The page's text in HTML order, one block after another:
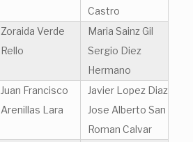
Castro
Zoraida Verde
Rello
Maria Sainz Gil
Sergio Diez
Hermano
Juan Francisco
Arenillas Lara
Javier Lopez Diaz
Jose Alberto San
Roman Calvar